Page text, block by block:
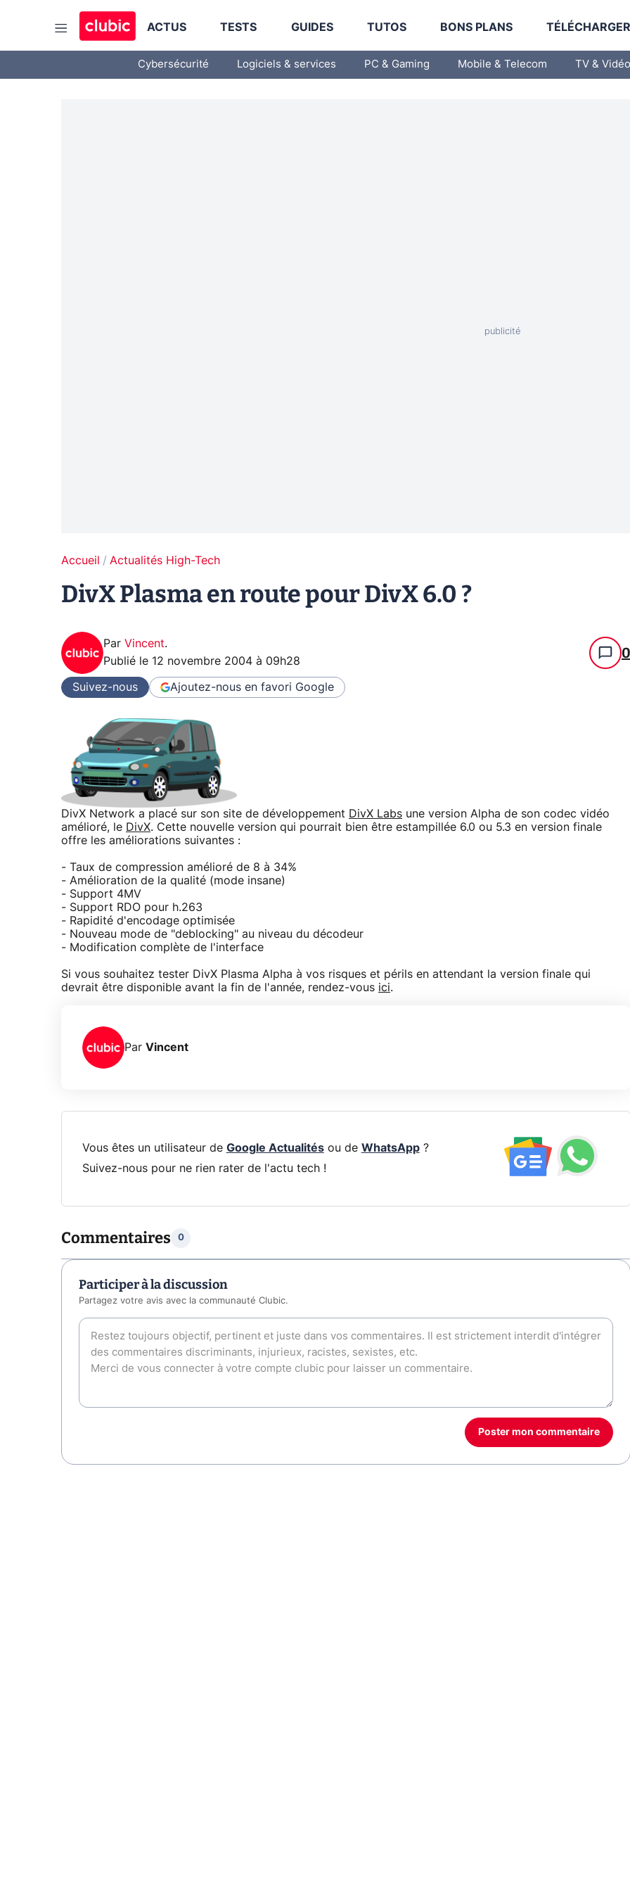
ACTUS TESTS GUIDES TUTOS BONS PLANS
Cybersécurité Logiciels & services PC & Gaming Mobile & Telecom TV & Vidéo
Accueil Actualités High-Tech
DivX Plasma en route pour DivX 6.0 ?
Par Vincent.
Publié le 12 novembre 2004 à 09h28 0
Suivez-nous Ajoutez-nous en favori Google
DivX Network a placé sur son site de développement DivX Labs une version Alpha de son codec vidéo
amélioré, le DivX. Cette nouvelle version qui pourrait bien être estampillée 6.0 ou 5.3 en version finale
offre les améliorations suivantes :
- Taux de compression amélioré de 8 à 34%
- Amélioration de la qualité (mode insane)
- Support 4MV
- Support RDO pour h.263
- Rapidité d'encodage optimisée
- Nouveau mode de "deblocking" au niveau du décodeur
- Modification complète de l'interface
Si vous souhaitez tester DivX Plasma Alpha à vos risques et périls en attendant la version finale qui
devrait être disponible avant la fin de l'année, rendez-vous ici.
Par Vincent
Vous êtes un utilisateur de Google Actualitésou de WhatsApp?
Suivez-nous pour ne rien rater de l'actu tech !
Commentaires 0
Participer à la discussion
Partagez votre avis avec la communauté Clubic.
Poster mon commentaire